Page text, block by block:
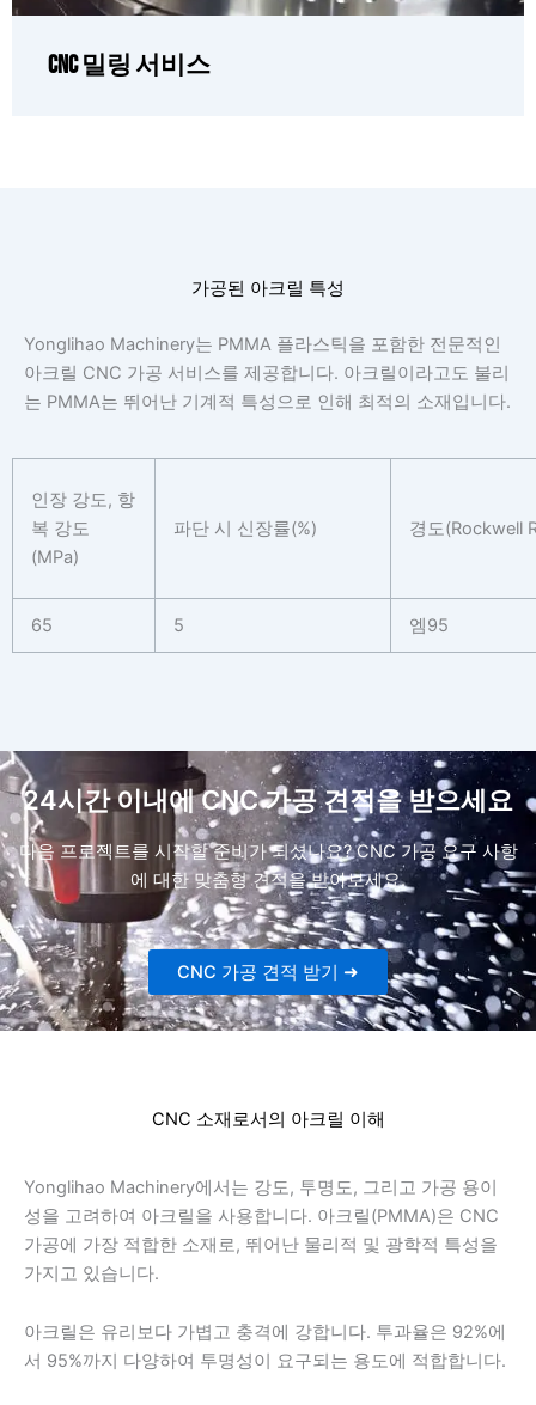
CNC 밀링 서비스
가공된 아크릴 특성
Yonglihao Machinery는 PMMA 플라스틱을 포함한 전문적인
아크릴 CNC 가공 서비스를 제공합니다. 아크릴이라고도 불리
는 PMMA는 뛰어난 기계적 특성으로 인해 최적의 소재입니다.
인장 강도, 항
복 강도
(MPa)
파단 시 신장률(%) 경도(Rockwell
65 5 엠95
24시간 이내에 CNC 가공 견적을 받으세요
다음 프로젝트를 시작할 준비가 되셨나요? CNC 가공 요구 사항
에 대한 맞춤형 견적을 받아보세요.
CNC 가공 견적 받기 ➜
CNC 소재로서의 아크릴 이해
Yonglihao Machinery에서는 강도, 투명도, 그리고 가공 용이
성을 고려하여 아크릴을 사용합니다. 아크릴(PMMA)은 CNC
가공에 가장 적합한 소재로, 뛰어난 물리적 및 광학적 특성을
가지고 있습니다.
아크릴은 유리보다 가볍고 충격에 강합니다. 투과율은 92%에
서 95%까지 다양하여 투명성이 요구되는 용도에 적합합니다.